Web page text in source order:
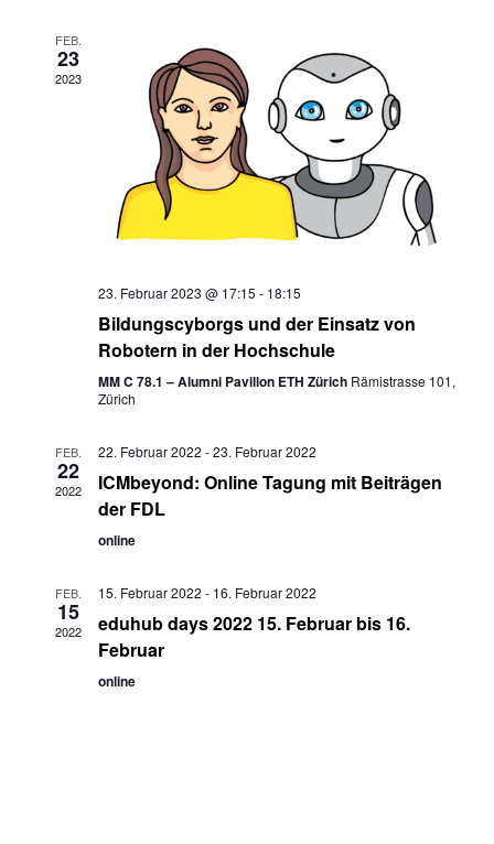
FEB.
23
2023
23. Februar 2023 @ 17:15 - 18:15
Bildungscyborgs und der Einsatz von
Robotern in der Hochschule
MM C 78.1 – Alumni Pavillon ETH Zürich Rämistrasse 101,
Zürich
FEB.
22
2022
22. Februar 2022 -23. Februar 2022
ICMbeyond: Online Tagung mit Beiträgen
der FDL
online
FEB.
15
2022
15. Februar 2022 - 16. Februar 2022
eduhub days 2022 15. Februar bis 16.
Februar
online